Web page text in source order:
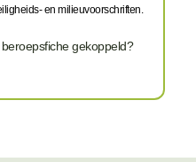
en milieuvoorschriften.
gekoppeld?